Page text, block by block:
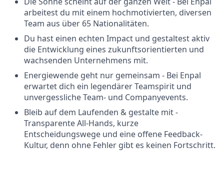
arbeitest du mit einem hochmotivierten, diversen
Team aus über 65 Nationalitäten.
Du hast einen echten Impact und gestaltest aktiv
die Entwicklung eines zukunftsorientierten und
wachsenden Unternehmens mit.
Energiewende geht nur gemeinsam - Bei Enpal
erwartet dich ein legendärer Teamspirit und
unvergessliche Team- und Companyevents.
Bleib auf dem Laufenden & gestalte mit -
Transparente All-Hands, kurze
Entscheidungswege und eine offene Feedback-
Kultur, denn ohne Fehler gibt es keinen Fortschritt.